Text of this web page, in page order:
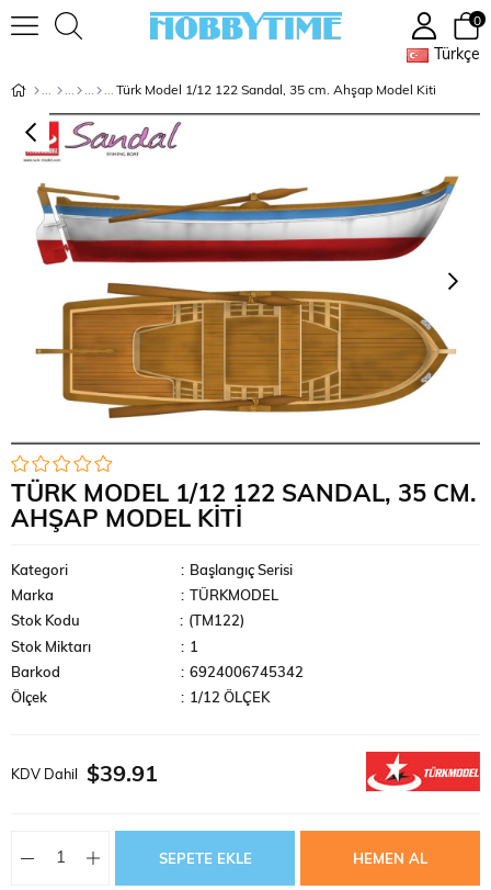
Türkçe
0
Türk Model 1/12 122 Sandal, 35 cm. Ahşap Model Kiti
TÜRK MODEL 1/12 122 SANDAL, 35 CM.
AHŞAP MODEL KITI
Kategori : Başlangıç Serisi
Marka
:
TÜRKMODEL
Stok Kodu
(TM122)
Stok Miktarı
: 1
Barkod
: 6924006745342
Ölçek
: 1/12 ÖLÇEK
KDV Dahil $39.91